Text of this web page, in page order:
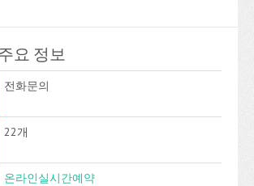
요 정보
전화문의
22개
온라인실시간예약